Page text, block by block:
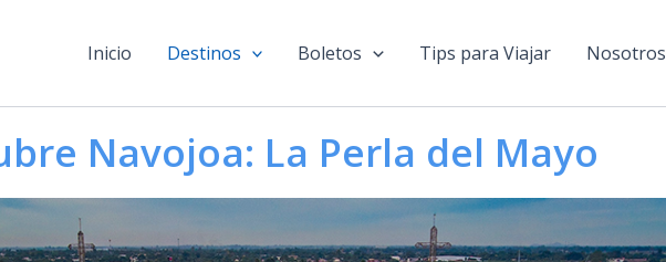
Inicio Destinos Boletos Tips para Viajar Nosotros
Navojoa: La Perla del Mayo